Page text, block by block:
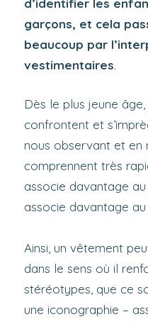
d’identifier les
garçons, et cela
beaucoup par
vestimentaires.
Dès le plus jeune
confrontent et
nous observant et en
comprennent très
associe davantage au
associe davantage au
Ainsi, un vêtement
dans le sens où il
stéréotypes, que ce
une iconographie –